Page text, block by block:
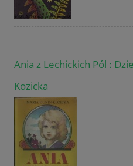
Ania z Lechickich Pól :
Kozicka